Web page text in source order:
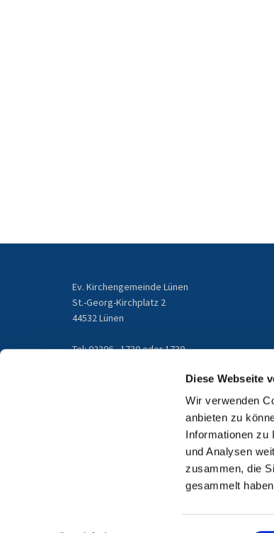
Diese Webseite
Wir verwenden
anbieten zu
Informationen zu
und Analysen
zusammen, die
gesammelt
Ev. Kirchengemeinde Lünen
St.-Georg-Kirchplatz 2
44532 Lünen
Tel: 02306 - 1730 oder 1739